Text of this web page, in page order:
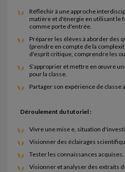
Réfléchir à une approche
matière et d'énergie en utilisant le
comme porte d'entrée.
Préparer les élèves à aborder des
(prendre en compte de la
d'esprit critique, comprendre les
S’approprier et mettre en œuvre
pour la classe.
Partager son expérience de classe
Déroulement du tutoriel :
Vivre une mise e, situation
Visionner des éclairages
Tester les connaissances acquises.
Visionner et analyser des extraits